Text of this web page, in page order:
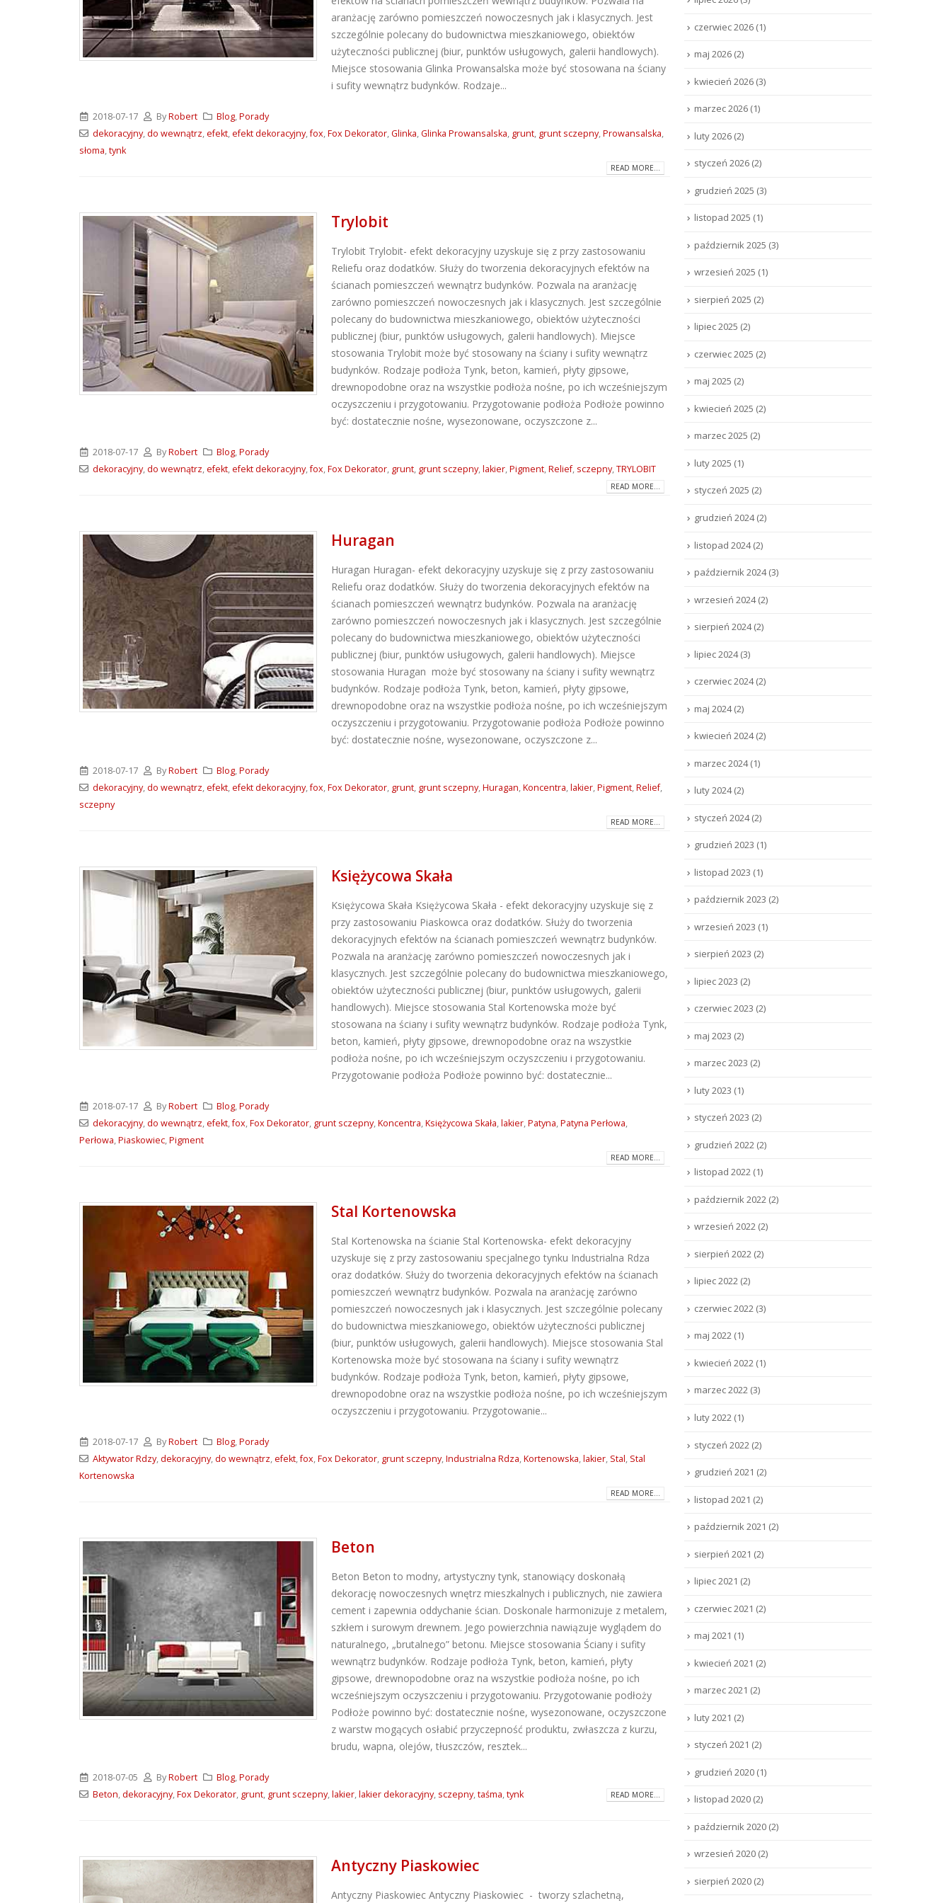
aranżację zarówno pomieszczeń nowoczesnych jak i klasycznych. Jest
szczególnie polecany do budownictwa mieszkaniowego, obiektów
użyteczności publicznej (biur, punktów usługowych, galerii handlowych).
Miejsce stosowania Glinka Prowansalska może być stosowana na ściany
i sufity wewnątrz budynków. Rodzaje...
2018-07-17 ByRobert Blog,Porady
dekoracyjny,do wewnątrz,efekt,efekt dekoracyjny,fox,Fox Dekorator,Glinka,Glinka Prowansalska, grunt, grunt sczepny,Prowansalska,
słoma,tynk
READ MORE...
Trylobit
Trylobit Trylobit- efekt dekoracyjny uzyskuje się z przy zastosowaniu
Reliefu oraz dodatków. Służy do tworzenia dekoracyjnych efektów na
ścianach pomieszczeń wewnątrz budynków. Pozwala na aranżację
zarówno pomieszczeń nowoczesnych jak i klasycznych. Jest szczególnie
polecany do budownictwa mieszkaniowego, obiektów użyteczności
publicznej (biur, punktów usługowych, galerii handlowych). Miejsce
stosowania Trylobit może być stosowany na ściany i sufity wewnątrz
budynków. Rodzaje podłoża Tynk, beton, kamień, płyty gipsowe,
drewnopodobne oraz na wszystkie podłoża nośne, po ich wcześniejszym
oczyszczeniu i przygotowaniu. Przygotowanie podłoża Podłoże powinno
być: dostatecznie nośne, wysezonowane, oczyszczone z...
2018-07-17 ByRobert Blog,Porady
dekoracyjny,do wewnątrz,efekt,efekt dekoracyjny,fox,Fox Dekorator, grunt, grunt sczepny,lakier,Pigment,Relief, sczepny,TRYLOBIT
READ MORE...
Huragan
Huragan Huragan- efekt dekoracyjny uzyskuje się z przy zastosowaniu
Reliefu oraz dodatków. Służy do tworzenia dekoracyjnych efektów na
ścianach pomieszczeń wewnątrz budynków. Pozwala na aranżację
zarówno pomieszczeń nowoczesnych jak i klasycznych. Jest szczególnie
polecany do budownictwa mieszkaniowego, obiektów użyteczności
publicznej (biur, punktów usługowych, galerii handlowych). Miejsce
stosowania Huragan może być stosowany na ściany i sufity wewnątrz
budynków. Rodzaje podłoża Tynk, beton, kamień, płyty gipsowe,
drewnopodobne oraz na wszystkie podłoża nośne, po ich wcześniejszym
oczyszczeniu i przygotowaniu. Przygotowanie podłoża Podłoże powinno
być: dostatecznie nośne, wysezonowane, oczyszczone z...
2018-07-17 ByRobert Blog,Porady
dekoracyjny,do wewnątrz,efekt,efekt dekoracyjny,fox,Fox Dekorator, grunt, grunt sczepny,Huragan,Koncentra,lakier,Pigment,Relief,
sczepny
READ MORE...
Księżycowa Skała
Księżycowa Skała Księżycowa Skała - efekt dekoracyjny uzyskuje się z
przy zastosowaniu Piaskowca oraz dodatków. Służy do tworzenia
dekoracyjnych efektów na ścianach pomieszczeń wewnątrz budynków.
Pozwala na aranżację zarówno pomieszczeń nowoczesnych jak i
klasycznych. Jest szczególnie polecany do budownictwa mieszkaniowego,
obiektów użyteczności publicznej (biur, punktów usługowych, galerii
handlowych). Miejsce stosowania Stal Kortenowska może być
stosowana na ściany i sufity wewnątrz budynków. Rodzaje podłoża Tynk,
beton, kamień, płyty gipsowe, drewnopodobne oraz na wszystkie
podłoża nośne, po ich wcześniejszym oczyszczeniu i przygotowaniu.
Przygotowanie podłoża Podłoże powinno być: dostatecznie...
2018-07-17 ByRobert Blog,Porady
dekoracyjny,do wewnątrz,efekt,fox,Fox Dekorator, grunt sczepny,Koncentra,Księżycowa Skała,lakier,Patyna,Patyna Perłowa,
Perłowa,Piaskowiec,Pigment
READ MORE...
Stal Kortenowska
Stal Kortenowska na ścianie Stal Kortenowska- efekt dekoracyjny
uzyskuje się z przy zastosowaniu specjalnego tynku Industrialna Rdza
oraz dodatków. Służy do tworzenia dekoracyjnych efektów na ścianach
pomieszczeń wewnątrz budynków. Pozwala na aranżację zarówno
pomieszczeń nowoczesnych jak i klasycznych. Jest szczególnie polecany
do budownictwa mieszkaniowego, obiektów użyteczności publicznej
(biur, punktów usługowych, galerii handlowych). Miejsce stosowania Stal
Kortenowska może być stosowana na ściany i sufity wewnątrz
budynków. Rodzaje podłoża Tynk, beton, kamień, płyty gipsowe,
drewnopodobne oraz na wszystkie podłoża nośne, po ich wcześniejszym
oczyszczeniu i przygotowaniu. Przygotowanie...
2018-07-17 ByRobert Blog,Porady
Aktywator Rdzy,dekoracyjny,do wewnątrz,efekt,fox,Fox Dekorator, grunt sczepny,Industrialna Rdza,Kortenowska,lakier, Stal, Stal
Kortenowska
READ MORE...
Beton
Beton Beton to modny, artystyczny tynk, stanowiący doskonałą
dekorację nowoczesnych wnętrz mieszkalnych i publicznych, nie zawiera
cement i zapewnia oddychanie ścian. Doskonale harmonizuje z metalem,
szkłem i surowym drewnem. Jego powierzchnia nawiązuje wyglądem do
naturalnego, „brutalnego” betonu. Miejsce stosowania Ściany i sufity
wewnątrz budynków. Rodzaje podłoża Tynk, beton, kamień, płyty
gipsowe, drewnopodobne oraz na wszystkie podłoża nośne, po ich
wcześniejszym oczyszczeniu i przygotowaniu. Przygotowanie podłoży
Podłoże powinno być: dostatecznie nośne, wysezonowane, oczyszczone
z warstw mogących osłabić przyczepność produktu, zwłaszcza z kurzu,
brudu, wapna, olejów, tłuszczów, resztek...
2018-07-05 ByRobert Blog,Porady
Beton,dekoracyjny,Fox Dekorator, grunt, grunt sczepny,lakier,lakier dekoracyjny, sczepny,taśma,tynk READ MORE...
Antyczny Piaskowiec
Antyczny PiaskowiecAntyczny Piaskowiec - tworzy szlachetną,
czerwiec 2026 (1)
maj 2026 (2)
kwiecień 2026 (3)
marzec 2026 (1)
luty 2026 (2)
styczeń 2026 (2)
grudzień 2025 (3)
listopad 2025 (1)
październik 2025 (3)
wrzesień 2025 (1)
sierpień 2025 (2)
lipiec 2025 (2)
czerwiec 2025 (2)
maj 2025 (2)
kwiecień 2025 (2)
marzec 2025 (2)
luty 2025 (1)
styczeń 2025 (2)
grudzień 2024(2)
listopad 2024(2)
październik 2024(3)
wrzesień 2024(2)
sierpień 2024(2)
lipiec 2024(3)
czerwiec 2024(2)
maj 2024(2)
kwiecień 2024(2)
marzec 2024(1)
luty 2024(2)
styczeń 2024(2)
grudzień 2023 (1)
listopad 2023 (1)
październik 2023 (2)
wrzesień 2023 (1)
sierpień 2023 (2)
lipiec 2023 (2)
czerwiec 2023 (2)
maj 2023 (2)
marzec 2023 (2)
luty 2023 (1)
styczeń 2023 (2)
grudzień 2022 (2)
listopad 2022 (1)
październik 2022 (2)
wrzesień 2022 (2)
sierpień 2022 (2)
lipiec 2022 (2)
czerwiec 2022 (3)
maj 2022 (1)
kwiecień 2022 (1)
marzec 2022 (3)
luty 2022 (1)
styczeń 2022 (2)
grudzień 2021 (2)
listopad 2021 (2)
październik 2021 (2)
sierpień 2021 (2)
lipiec 2021 (2)
czerwiec 2021 (2)
maj 2021 (1)
kwiecień 2021 (2)
marzec 2021 (2)
luty 2021 (2)
styczeń 2021 (2)
grudzień 2020 (1)
listopad 2020 (2)
październik 2020 (2)
wrzesień 2020 (2)
sierpień 2020 (2)